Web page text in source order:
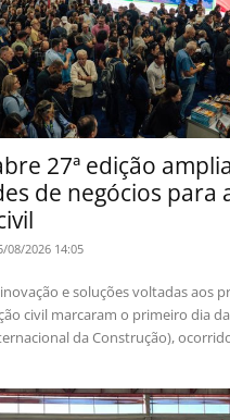
27ª edição
de negócios para
08/2026 14:05
inovação e soluções voltadas aos
civil marcaram o primeiro dia da
da Construção),